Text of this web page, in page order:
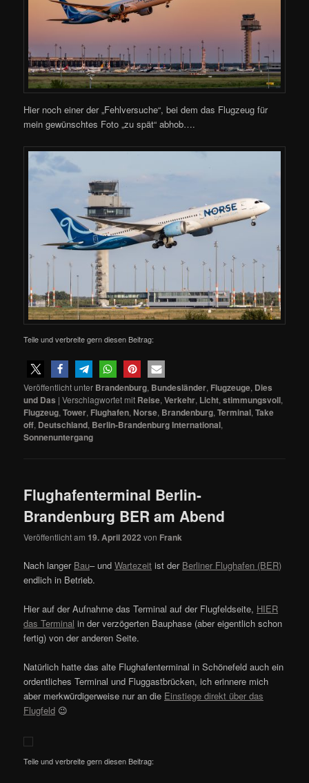
Hier noch einer der „Fehlversuche“, bei dem das Flugzeug für
mein gewünschtes Foto „zu spät“ abhob….
Teile und verbreite gern diesen Beitrag:
Veröffentlicht unter Brandenburg, Bundesländer, Flugzeuge, Dies
und Das |Verschlagwortet mit Reise,Verkehr, Licht,stimmungsvoll,
Flugzeug,Tower, Flughafen, Norse, Brandenburg,Terminal,Take
off, Deutschland, Berlin-Brandenburg International,
Sonnenuntergang
Flughafenterminal Berlin-
Brandenburg BER am Abend
Veröffentlicht am 19. April 2022 von Frank
Nach langer Bau– undWartezeit ist der Berliner Flughafen (BER)
endlich in Betrieb.
Hier auf der Aufnahme das Terminal auf der Flugfeldseite, HIER
das Terminal in der verzögerten Bauphase (aber eigentlich schon
fertig) von der anderen Seite.
Natürlich hatte das alte Flughafenterminal in Schönefeld auch ein
ordentliches Terminal und Fluggastbrücken, ich erinnere mich
aber merkwürdigerweise nur an die Einstiege direkt über das
Flugfeld 😉
Teile und verbreite gern diesen Beitrag: